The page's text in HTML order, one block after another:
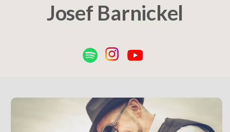
Josef Barnickel